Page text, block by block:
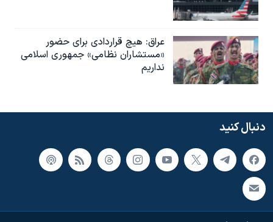
عراق: هیچ قراردادی برای حضور
«مستشاران نظامی» جمهوری اسلامی
نداریم
دنبال کنید